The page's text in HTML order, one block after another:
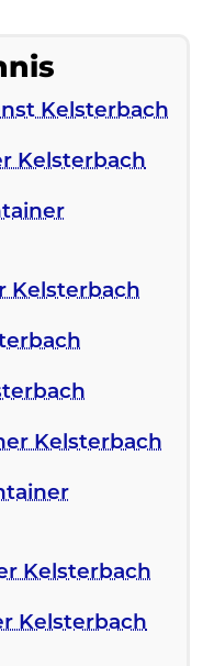
Kelsterbach
Kelsterbach
Kelsterbach
Kelsterbach
Kelsterbach
Kelsterbach